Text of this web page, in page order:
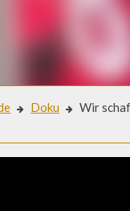
Doku Wir